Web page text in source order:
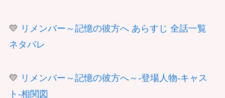
💛 リメンバー～記憶の彼方へ あらすじ 全話一覧
ネタバレ
💛 リメンバー～記憶の彼方へ～-登場人物-キャス
ト-相関図